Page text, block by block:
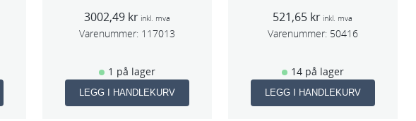
3002,49 kr inkl. mva
Varenummer: 117013
1 på lager
LEGG I HANDLEKURV
521,65 kr inkl. mva
Varenummer: 50416
14 på lager
LEGG I HANDLEKURV